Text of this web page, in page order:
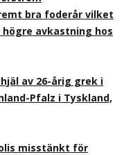
bra foderår vilket
avkastning hos
av 26-årig grek i
Pfalz i Tyskland,
misstänkt för